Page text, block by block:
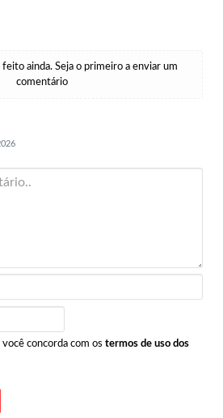
ainda. Seja o primeiro a enviar um
comentário
concorda com os termos de uso dos